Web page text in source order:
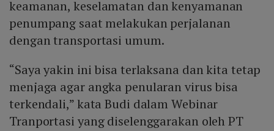
keamanan, keselamatan dan kenyamanan
penumpang saat melakukan perjalanan
dengan transportasi umum.
“Saya yakin ini bisa terlaksana dan kita tetap
menjaga agar angka penularan virus bisa
terkendali,” kata Budi dalam Webinar
Tranportasi yang diselenggarakan oleh PT